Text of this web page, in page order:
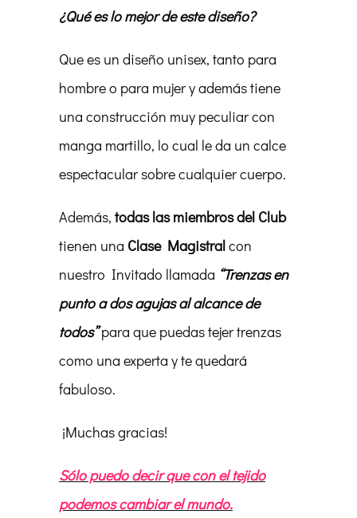
¿Qué es lo mejor de este diseño?
Que es un diseño unisex, tanto para
hombre o para mujer y además tiene
una construcción muy peculiar con
manga martillo, lo cual le da un calce
espectacular sobre cualquier cuerpo.
Además, todas las miembros del Club
tienen una Clase Magistralcon
nuestro Invitado llamada “Trenzas en
punto a dos agujas al alcance de
todos”para que puedas tejer trenzas
como una experta y te quedará
fabuloso.
¡Muchas gracias!
Sólo puedo decir que con el tejido
podemos cambiar el mundo.